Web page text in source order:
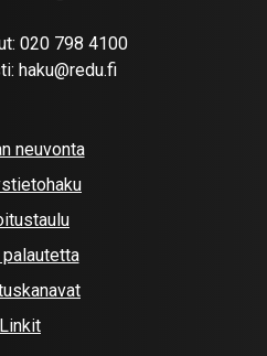
020 798 4100
haku@redu.fi
neuvonta
palautetta
Linkit